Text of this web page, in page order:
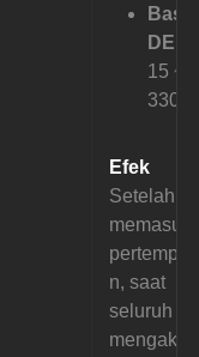
Base
DEF:
15 ~
330
Efek
Setelah
n, saat
seluruh